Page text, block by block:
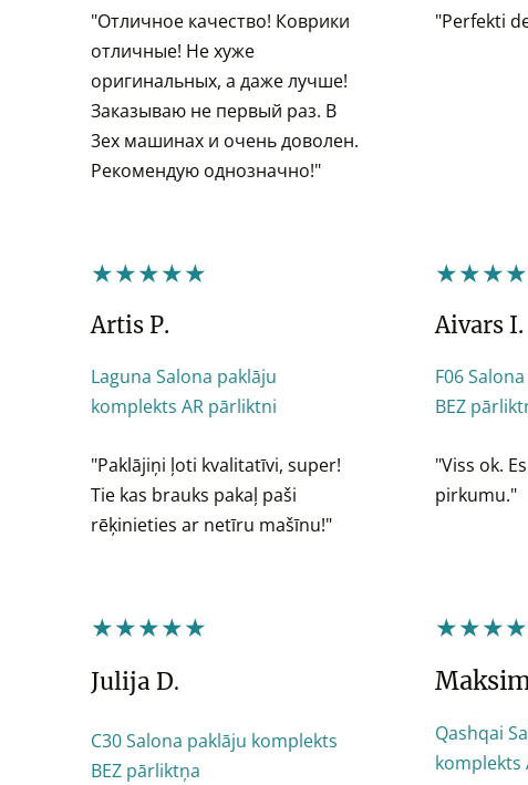
"Отличное качество! Коврики
отличные! Не хуже
оригинальных, а даже лучше!
Заказываю не первый раз. В
3ех машинах и очень доволен.
Рекомендую однозначно!"
"Perfekti
★★★★★
Artis P.
Laguna Salona paklāju
komplekts AR pārliktni
"Paklājiņi ļoti kvalitatīvi, super!
Tie kas brauks pakaļ paši
rēķinieties ar netīru mašīnu!"
Aivars I.
F06
BEZ
"Viss ok.
pirkumu."
★★★★★
Julija D.
C30 Salona paklāju komplekts
BEZ pārliktņa
Qashqai
komplekts